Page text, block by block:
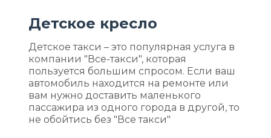
Детское кресло
Детское такси – это популярная услуга в
компании "Все-такси", которая
пользуется большим спросом. Если ваш
автомобиль находится на ремонте или
вам нужно доставить маленького
пассажира из одного города в другой, то
не обойтись без "Все такси"